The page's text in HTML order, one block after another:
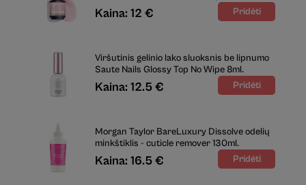
Kaina: 12 €
Viršutinis gelinio lako sluoksnis be lipnumo
Saute Nails Glossy Top No Wipe 8ml.
Kaina: 12.5 €
Morgan Taylor BareLuxury Dissolve odelių
minkštiklis - cuticle remover 130ml.
Kaina: 16.5 €